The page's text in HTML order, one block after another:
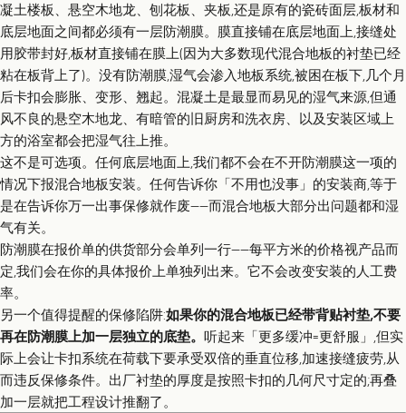
凝土楼板、悬空木地龙、刨花板、夹板,还是原有的瓷砖面层,板材和
底层地面之间都必须有一层防潮膜。膜直接铺在底层地面上,接缝处
用胶带封好,板材直接铺在膜上(因为大多数现代混合地板的衬垫已经
粘在板背上了)。没有防潮膜,湿气会渗入地板系统,被困在板下,几个月
后卡扣会膨胀、变形、翘起。混凝土是最显而易见的湿气来源,但通
风不良的悬空木地龙、有暗管的旧厨房和洗衣房、以及安装区域上
方的浴室都会把湿气往上推。
这不是可选项。任何底层地面上,我们都不会在不开防潮膜这一项的
情况下报混合地板安装。任何告诉你「不用也没事」的安装商,等于
是在告诉你万一出事保修就作废——而混合地板大部分出问题都和湿
气有关。
防潮膜在报价单的供货部分会单列一行——每平方米的价格视产品而
定,我们会在你的具体报价上单独列出来。它不会改变安装的人工费
率。
另一个值得提醒的保修陷阱:如果你的混合地板已经带背贴衬垫,不要
再在防潮膜上加一层独立的底垫。 听起来「更多缓冲=更舒服」,但实
际上会让卡扣系统在荷载下要承受双倍的垂直位移,加速接缝疲劳,从
而违反保修条件。出厂衬垫的厚度是按照卡扣的几何尺寸定的;再叠
加一层就把工程设计推翻了。